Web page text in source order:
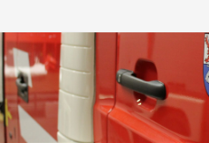
Inhalt
springen